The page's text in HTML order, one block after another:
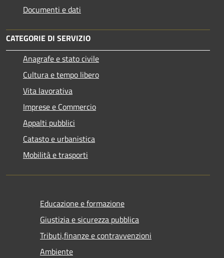
Documenti e dati
CATEGORIE DI SERVIZIO
Anagrafe e stato civile
Cultura e tempo libero
Vita lavorativa
Imprese e Commercio
Appalti pubblici
Catasto e urbanistica
Mobilità e trasporti
Educazione e formazione
Giustizia e sicurezza pubblica
Tributi,finanze e contravvenzioni
Ambiente